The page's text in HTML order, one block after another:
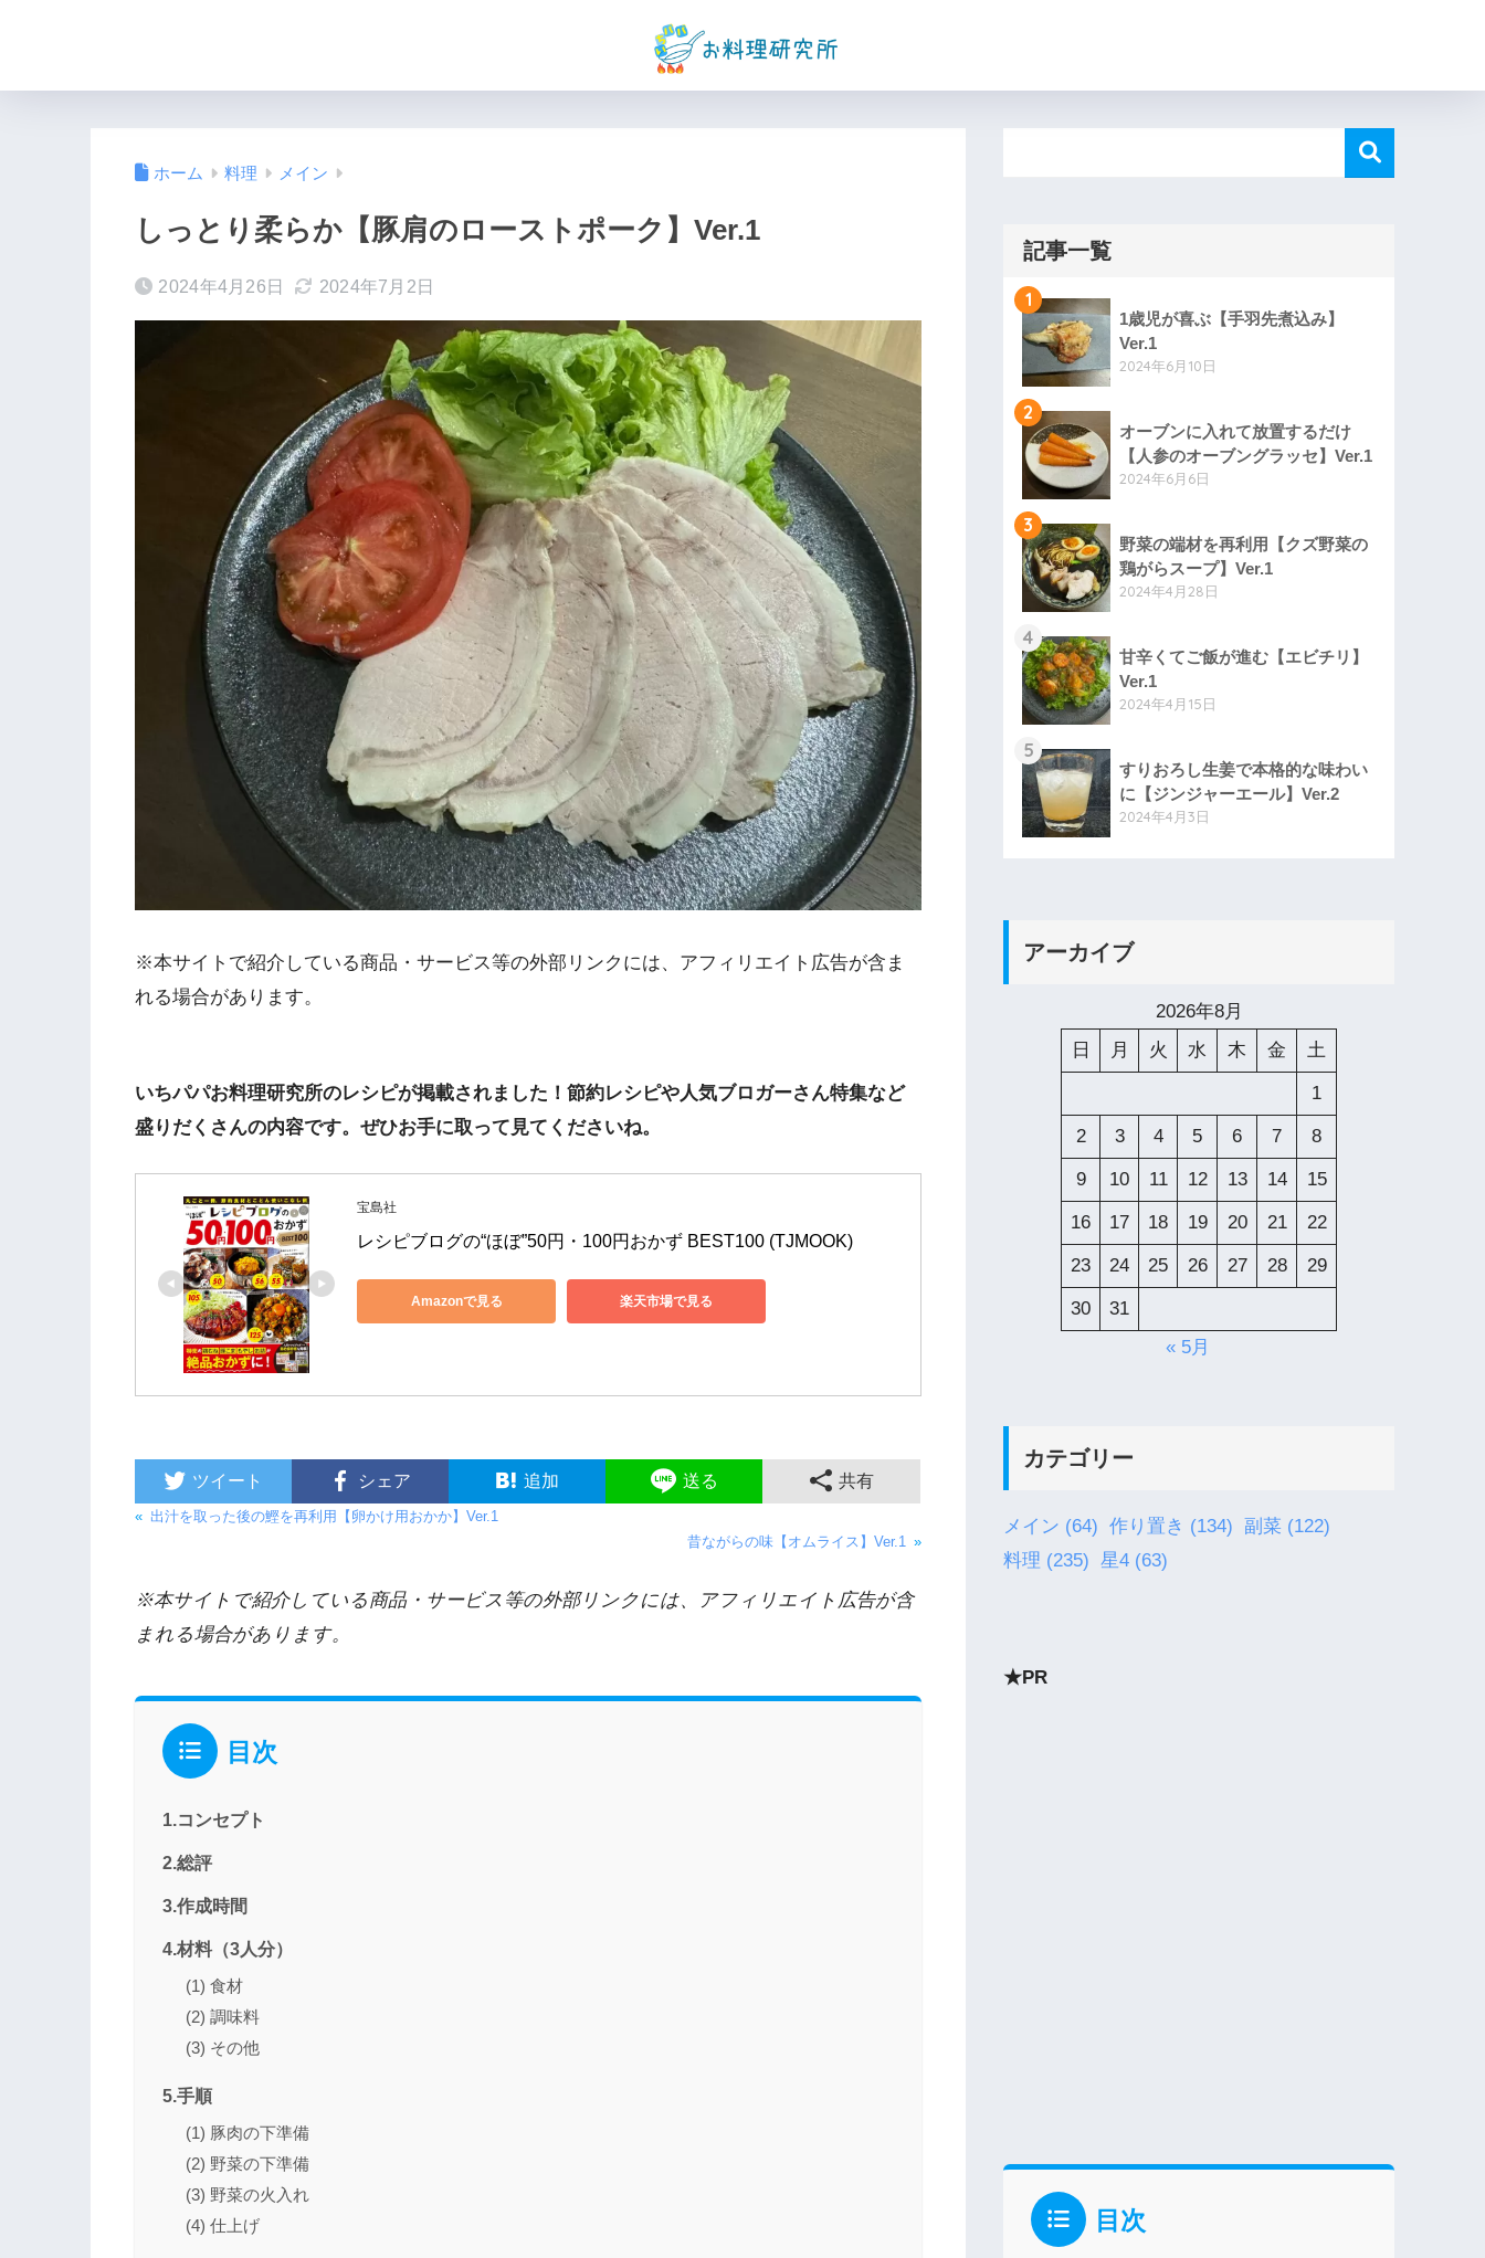
ホーム 料理 メイン
しっとり柔らか【豚肩のローストポーク】Ver.1
2024年4月26日 2024年7月2日
※本サイトで紹介している商品・サービス等の外部リンクには、アフィリエイト広告が含ま
れる場合があります。
いちパパお料理研究所のレシピが掲載されました！節約レシピや人気ブロガーさん特集など
盛りだくさんの内容です。ぜひお手に取って見てくださいね。
宝島社
レシピブログの“ほぼ”50円・100円おかず BEST100 (TJMOOK)
Amazonで見る 楽天市場で見る
ツイート シェア 追加 送る 共有
« 出汁を取った後の鰹を再利用【卵かけ用おかか】Ver.1
昔ながらの味【オムライス】Ver.1
»
※本サイトで紹介している商品・サービス等の外部リンクには、アフィリエイト広告が含
まれる場合があります。
目次
1.コンセプト
2.総評
3.作成時間
4.材料（3人分）
(1) 食材
(2) 調味料
(3) その他
5.手順
(1) 豚肉の下準備
(2) 野菜の下準備
(3) 野菜の火入れ
(4) 仕上げ
記事一覧
1
1歳児が喜ぶ【手羽先煮込み】
Ver.1
2024年6月10日
2
オーブンに入れて放置するだけ
【人参のオーブングラッセ】Ver.1
2024年6月6日
3
野菜の端材を再利用【クズ野菜の
鶏がらスープ】Ver.1
2024年4月28日
4
甘辛くてご飯が進む【エビチリ】
Ver.1
2024年4月15日
5
すりおろし生姜で本格的な味わい
に【ジンジャーエール】Ver.2
2024年4月3日
アーカイブ
2026年8月
日
月 火 水 木 金 土
1
2 3 4 5 6 7 8
9 10 11 12 13 14 15
16 17 18 19 20 21 22
23 24 25 26 27 28 29
30
31
« 5月
カテゴリー
メイン (64) 作り置き (134) 副菜 (122)
料理 (235) 星4 (63)
★PR
目次